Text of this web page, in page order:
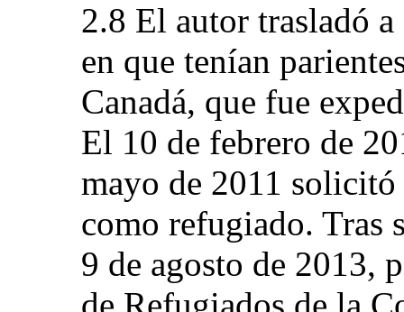
2.8 El autor trasladó
en que tenían
Canadá, que fue
El 10 de febrero de
mayo de 2011
como refugiado. Tras
9 de agosto de 2013,